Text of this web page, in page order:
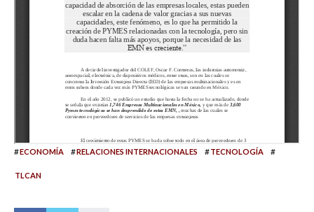
#ECONOMÍA #RELACIONES INTERNACIONALES #TECNOLOGÍA #
TLCAN